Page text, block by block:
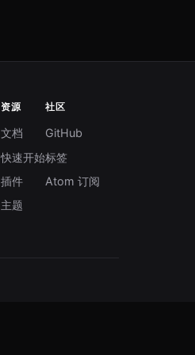
资源
文档
快速开始
插件
主题
社区
GitHub
标签
Atom 订阅